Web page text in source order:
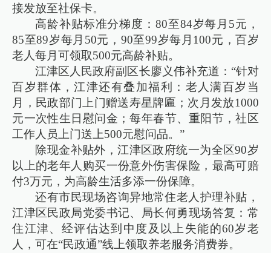
接发放至社保卡。
高龄补贴标准分梯度：80至84岁每月5元，
85至89岁每月50元，90至99岁每月100元，百岁
老人每月可领取500元高龄补贴。
江津区人民政府副区长廖义伟补充道：“针对
百岁群体，江津还有叠加福利：老人满百岁当
月，民政部门上门赠送寿星牌匾；次月发放1000
元一次性生日慰问金；每年春节、重阳节，社区
工作人员上门送上500元慰问品。”
除现金补贴外，江津区政府统一为全区90岁
以上的老年人购买一份意外伤害保险，最高可赔
付3万元，为高龄生活多添一份保障。
还有市民现场咨询异地常住老人护理补贴，
江津区民政局党委书记、局长何勇现场答复：常
住江津、经评估达到中度及以上失能的60岁老
人，可在“民政通”线上领取养老服务消费券。